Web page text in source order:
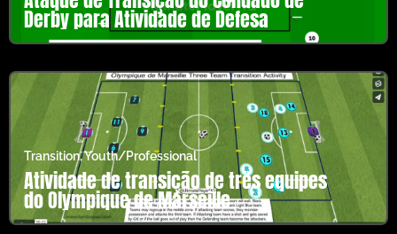
Derby para Atividade de Defesa
Transition,Youth/Professional
Atividade de transição de três equipes
do Olympique de Marseille